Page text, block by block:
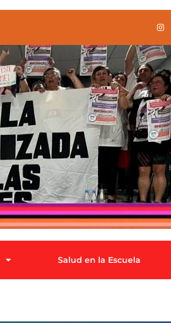
Salud en la Escuela